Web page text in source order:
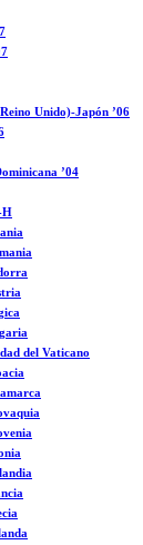
Unido)-Japón ’06
’04
H
del Vaticano